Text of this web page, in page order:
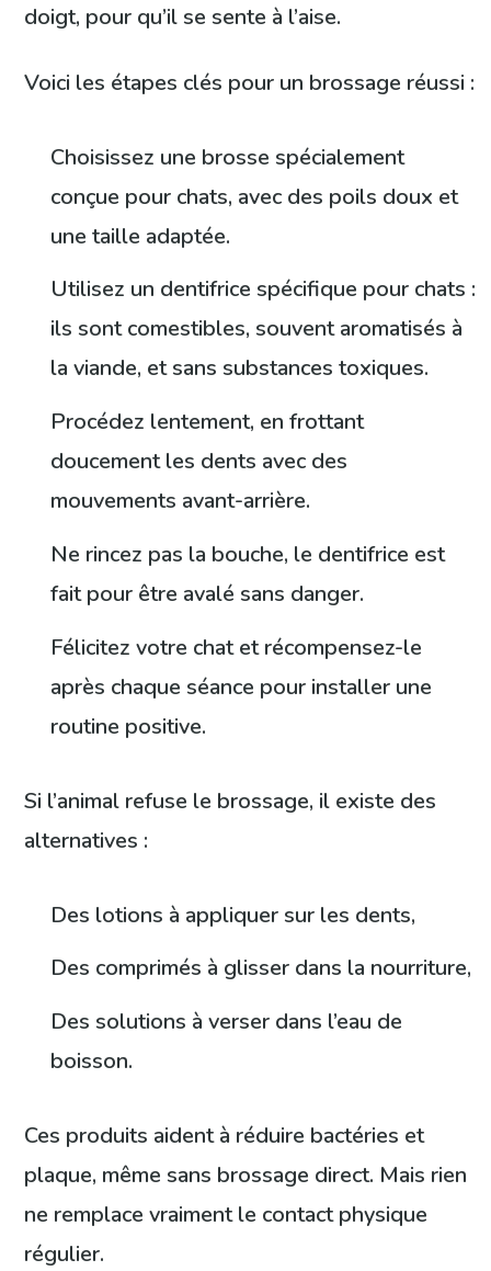
doigt, pour qu’il se sente à l’aise.
Voici les étapes clés pour un brossage réussi :
Choisissez une brosse spécialement
conçue pour chats, avec des poils doux et
une taille adaptée.
Utilisez un dentifrice spécifique pour chats :
ils sont comestibles, souvent aromatisés à
la viande, et sans substances toxiques.
Procédez lentement, en frottant
doucement les dents avec des
mouvements avant-arrière.
Ne rincez pas la bouche, le dentifrice est
fait pour être avalé sans danger.
Félicitez votre chat et récompensez-le
après chaque séance pour installer une
routine positive.
Si l’animal refuse le brossage, il existe des
alternatives :
Des lotions à appliquer sur les dents,
Des comprimés à glisser dans la nourriture,
Des solutions à verser dans l’eau de
boisson.
Ces produits aident à réduire bactéries et
plaque, même sans brossage direct. Mais rien
ne remplace vraiment le contact physique
régulier.